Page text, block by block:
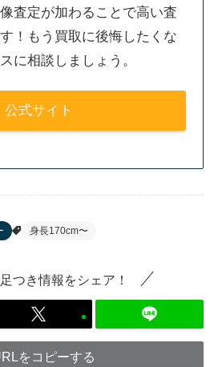
査定が加わることで高い査
！もう買取に後悔したくな
に相談しましょう。
公式サイト
身長170cm〜
つき情報をシェア！
をコピーする